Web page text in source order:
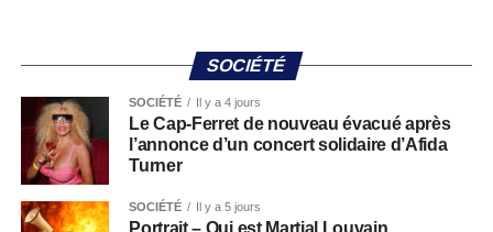
SOCIÉTÉ
SOCIÉTÉ Il y a 4 jours
Le Cap-Ferret de nouveau évacué après
l’annonce d’un concert solidaire d’Afida
Turner
SOCIÉTÉ Il y a 5 jours
Portrait – Qui est Martial Louvain,